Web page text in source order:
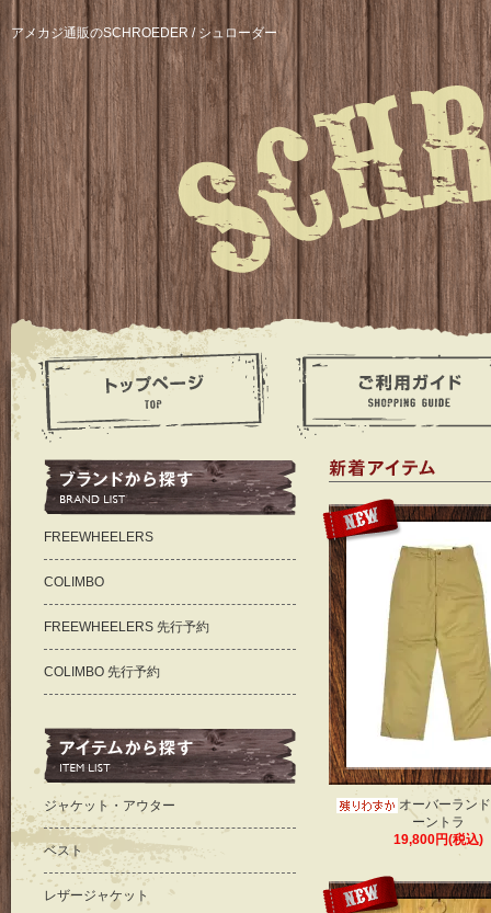
アメカジ通販のSCHROEDER / シュローダー
オーバーラン
ーントラ
19,800円(税込)
FREEWHEELERS
COLIMBO
FREEWHEELERS 先行予約
COLIMBO 先行予約
ジャケット・アウター
ベスト
レザージャケット